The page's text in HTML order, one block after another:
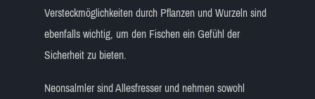
Versteckmöglichkeiten durch Pflanzen und Wurzeln sind
ebenfalls wichtig, um den Fischen ein Gefühl der
Sicherheit zu bieten.
Neonsalmler sind Allesfresser und nehmen sowohl